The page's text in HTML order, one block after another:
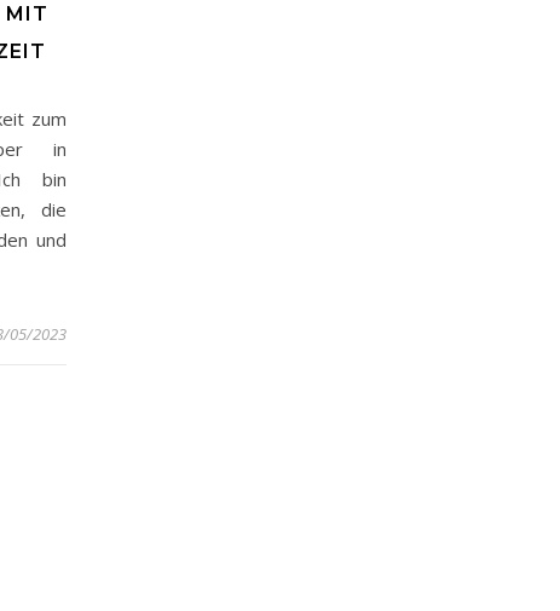
MIT
zum
in
bin
die
und
05/2023